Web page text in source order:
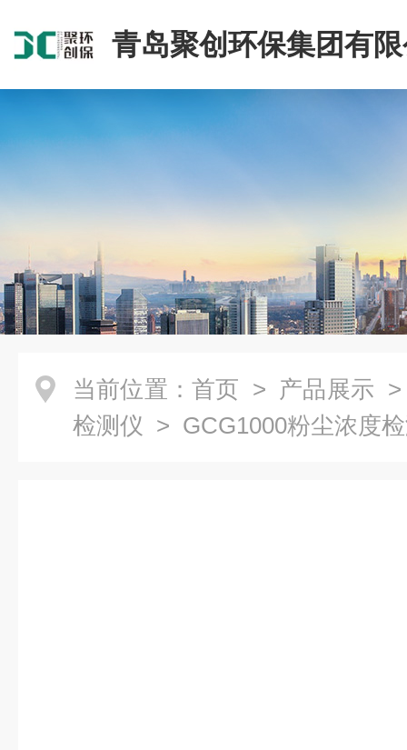
青岛聚创环保集团有
当前位置： 首页 > 产品展示
检测仪 > GCG1000粉尘浓度